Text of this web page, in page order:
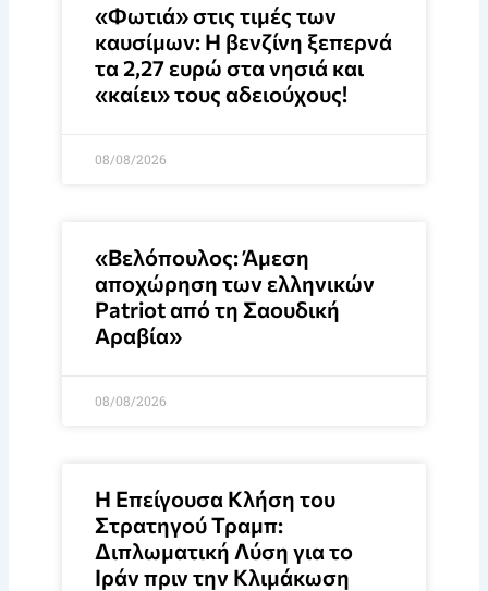
«Φωτιά» στις τιμές των
καυσίμων: Η βενζίνη ξεπερνά
τα 2,27 ευρώ στα νησιά και
«καίει» τους αδειούχους!
08/08/2026
«Βελόπουλος: Άμεση
αποχώρηση των ελληνικών
Patriot από τη Σαουδική
Αραβία»
08/08/2026
Η Επείγουσα Κλήση του
Στρατηγού Τραμπ:
Διπλωματική Λύση για το
Ιράν πριν την Κλιμάκωση